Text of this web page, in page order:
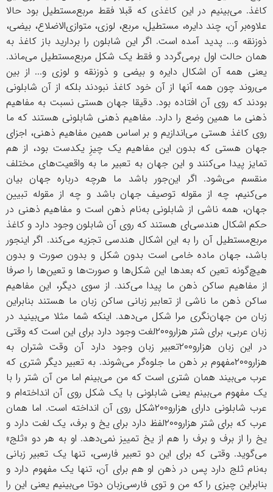
کاغذ. می‌بینیم در این کاغذی که قبلا فقط مربع‌مستطیل بود حالا
علاوه‌بر آن، چند دایره، مستطیل، مربع، لوزی، متوازی‌الاضلاع، بیضی،
ذوزنقه و... پدید آمده است. اگر این شابلون را بردارید باز کاغذ به
همان حالت اول برمی‌گردد و فقط یک شکل مربع‌مستطیل می‌‌ماند.
یعنی همه آن اشکال دایره و بیضی و ذوزنقه و لوزی و... از بین
می‌روند چون همه آنها از آن خود کاغذ نبودند بلکه از آن شابلونی
بودند که روی آن افتاده بود. دقیقا جهان هستی نسبت به مفاهیم
ذهنی ما همین وضع را دارد. مفاهیم ذهنی شابلونی هستند که ما
روی کاغذ هستی می‌اندازیم و بر اساس همین مفاهیم ذهنی، اجزای
جهان هستی که بدون این مفاهیم یک چیزِ یکدست بود، از هم
تمایز پیدا می‌کنند و این‌ جهان به تعبیر ما به واقعیت‌های مختلف
منقسم می‌شود. اگر این‌جور باشد ما هرچه درباره جهان بیان
می‌کنیم، چه از مقوله توصیف جهان باشد و چه از مقوله تبیین
جهان، همه ناشی از شابلونی به‌نام ذهن است و مفاهیم ذهنی در
حکم اشکال هندسی‌ای هستند که روی آن شابلون وجود دارد و کاغذ
مربع‌مستطیل آن را به این اشکال هندسی تجزیه می‌کند. اگر اینجور
باشد، جهان ماده خامی است بدون شکل و بدون صورت و بدون
هیچ‌گونه تعین که بعدها این شکل‌ها و صورت‌ها و تعین‌ها را صرفا
از مفاهیم ساکن ذهن ما پیدا می‌کند. از سوی دیگر، این مفاهیم
ساکن ذهن ما ناشی از تعابیر زبانی ساکن زبان ما هستند بنابراین
زبان من جهان‌نگری مرا شکل می‌دهد. اینکه شما مثلا می‌بینید در
زبان عربی، برای شتر هزارو٢٠٠لغت وجود دارد برای این است که وقتی
در این زبان هزارو٢٠٠تعبیر زبان وجود دارد آن وقت شتران به
هزارو٢٠٠مفهوم بر ذهن ما جلوه‌گر می‌شوند. به تعبیر دیگر شتری که
عرب می‌بیند همان شتری است که من می‌بینم اما من آن شتر را با
یک مفهوم می‌بینم یعنی شابلونی با یک شکل روی آن انداخته‌ام و
عرب شابلونی دارای هزارو٢٠٠شکل روی آن انداخته است. اما همان
عرب که برای شتر هزارو٢٠٠لفظ دارد برای یخ و برف، یک لغت دارد و
یخ را از برف و برف را هم از یخ تمییز نمی‌دهد. او به هر دو «ثلج»
می‌گوید. وقتی که برای این دو تعبیر فارسی، تنها یک تعبیر زبانی
به‌نام ثلج دارد پس در ذهن او هم برای آن، تنها یک مفهوم دارد و
بنابراین چیزی را که من و توی فارسی‌زبان دوتا می‌بینیم یعنی این را